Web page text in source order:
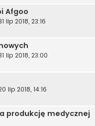
Afgoo
lip 2018, 23:16
lip 2018, 23:00
lip 2018, 14:16
produkcję medycznej